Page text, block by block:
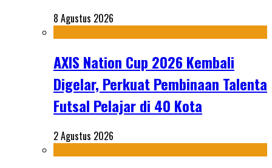
8 Agustus 2026
AXIS Nation Cup 2026 Kembali
Digelar, Perkuat Pembinaan Talenta
Futsal Pelajar di 40 Kota
2 Agustus 2026